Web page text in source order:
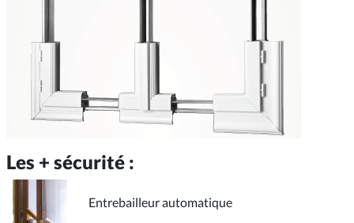
Les + sécurité :
Entrebailleur automatique